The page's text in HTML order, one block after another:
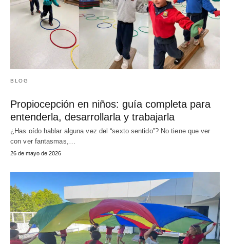
BLOG
Propiocepción en niños: guía completa para
entenderla, desarrollarla y trabajarla
¿Has oído hablar alguna vez del “sexto sentido”? No tiene que ver
con ver fantasmas,…
26 de mayo de 2026